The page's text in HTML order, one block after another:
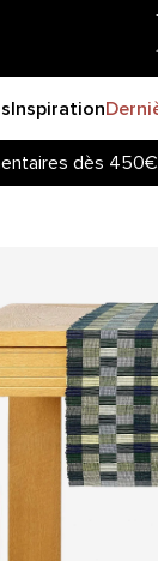
Inspiration
dès
de la